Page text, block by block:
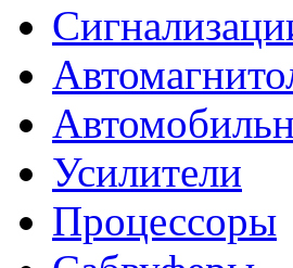
Усилители
Процессоры